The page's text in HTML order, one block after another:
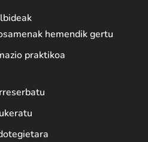
hemendik gertu
praktikoa